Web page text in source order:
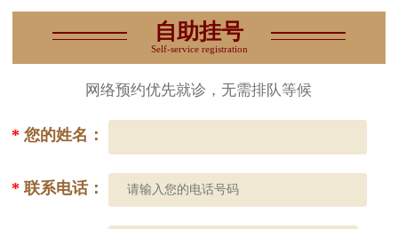
自助挂号
Self-service registration
网络预约优先就诊，无需排队等候
*您的姓名：
*联系电话：